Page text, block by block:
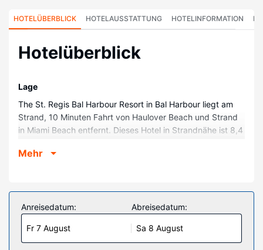
HOTELÜBERBLICK HOTELAUSSTATTUNG HOTELINFORMATION
Hotelüberblick
Lage
The St. Regis Bal Harbour Resort in Bal Harbour liegt am
Strand, 10 Minuten Fahrt von Haulover Beach und Strand
in Miami Beach entfernt. Dieses Hotel in Strandnähe ist 8,4
entfernt.
Fühl dich in den 213 Zimmern, die individuell ausgestattet
sind und iPod-Dockingstation und einen LCD-Fernseher
bieten, wie zu Hause. Dein Bett bietet Daunenbettdecken
und Bettwäsche aus ägyptischer Baumwolle. Die Zimmer
haben eigene möblierte Balkone. Premium-TV-Sender und
Mehr
Anreisedatum:
Fr 7 August
Abreisedatum:
Sa 8 August